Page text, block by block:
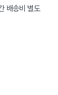
배송비 별도